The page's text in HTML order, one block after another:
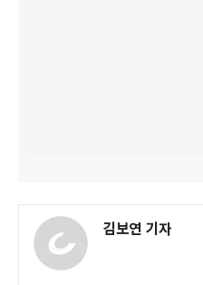
김보연 기자